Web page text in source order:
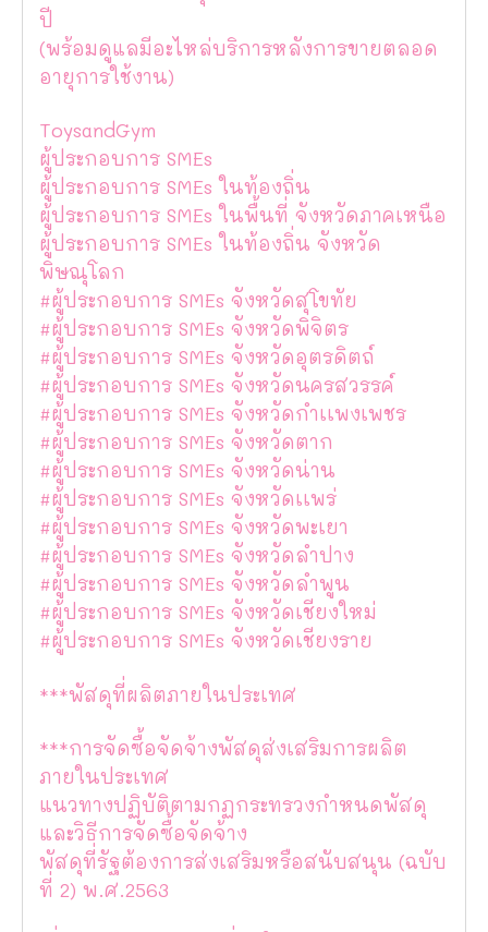
ปี
(พร้อมดูแลมีอะไหล่บริการหลังการขายตลอด
อายุการใช้งาน)
ToysandGym
ผู้ประกอบการ SMEs
ผู้ประกอบการ SMEs ในท้องถิ่น
ผู้ประกอบการ SMEs ในพื้นที่ จังหวัดภาคเหนือ
ผู้ประกอบการ SMEs ในท้องถิ่น จังหวัด
พิษณุโลก
#ผู้ประกอบการ SMEs จังหวัดสุโขทัย
#ผู้ประกอบการ SMEs จังหวัดพิจิตร
#ผู้ประกอบการ SMEs จังหวัดอุตรดิตถ์
#ผู้ประกอบการ SMEs จังหวัดนครสวรรค์
#ผู้ประกอบการ SMEs จังหวัดกำเเพงเพชร
#ผู้ประกอบการ SMEs จังหวัดตาก
#ผู้ประกอบการ SMEs จังหวัดน่าน
#ผู้ประกอบการ SMEs จังหวัดเเพร่
#ผู้ประกอบการ SMEs จังหวัดพะเยา
#ผู้ประกอบการ SMEs จังหวัดลำปาง
#ผู้ประกอบการ SMEs จังหวัดลำพูน
#ผู้ประกอบการ SMEs จังหวัดเชียงใหม่
#ผู้ประกอบการ SMEs จังหวัดเชียงราย
***พัสดุที่ผลิตภายในประเทศ
***การจัดซื้อจัดจ้างพัสดุส่งเสริมการผลิต
ภายในประเทศ
แนวทางปฏิบัติตามกฏกระทรวงกำหนดพัสดุ
และวิธีการจัดซื้อจัดจ้าง
พัสดุที่รัฐต้องการส่งเสริมหรือสนับสนุน (ฉบับ
ที่ 2) พ.ศ.2563